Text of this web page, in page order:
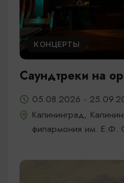
КОНЦЕРТЫ
Саундтреки на
05.08.2026 -
Калининград,
филармония им. Е.Ф.